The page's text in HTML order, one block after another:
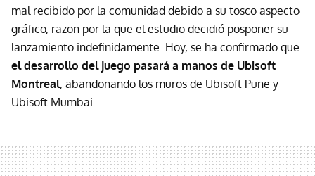
mal recibido por la comunidad debido a su tosco aspecto
gráfico, razon por la que el estudio decidió posponer su
lanzamiento indefinidamente. Hoy, se ha confirmado que
el desarrollo del juego pasará a manos de Ubisoft
Montreal, abandonando los muros de Ubisoft Pune y
Ubisoft Mumbai.